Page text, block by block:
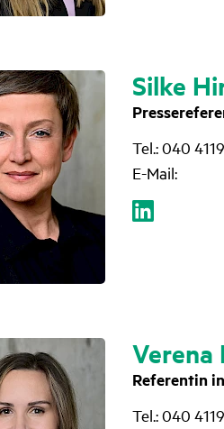
Silke
Tel.: 040
E-Mail:
Verena
Referentin
Tel.: 040